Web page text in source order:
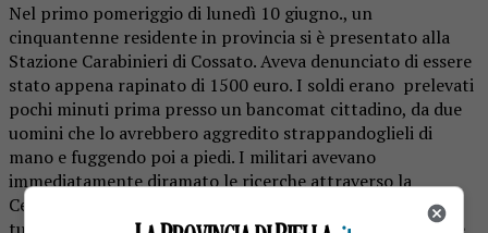
Nel primo pomeriggio di lunedì 10 giugno., un
cinquantenne residente in provincia si è presentato alla
Stazione Carabinieri di Cossato. Aveva denunciato di essere
stato appena rapinato di 1500 euro. I soldi erano prelevati
pochi minuti prima presso un bancomat cittadino, da due
uomini che lo avrebbero aggredito strappandoglieli di
mano e fuggendo poi a piedi. I militari avevano
immediatamente diramato le ricerche attraverso la
Centrale Operativa dell’Arma di Biella che aveva allertato